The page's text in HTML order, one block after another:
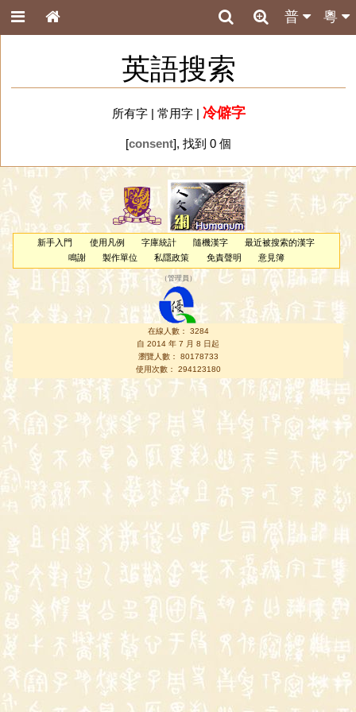
粵
普
英語搜索
所有字| 常用字| 冷僻字
[consent], 找到 0 個
新手入門 使用凡例 字庫統計 隨機漢字
最近被搜索的漢字
鳴謝
製作單位 私隱政策 免責聲明 意見簿
（管理員 ）
在線人數： 3284
自 2014 年 7 月 8 日起
瀏覽人數： 80178733
使用次數： 294123180